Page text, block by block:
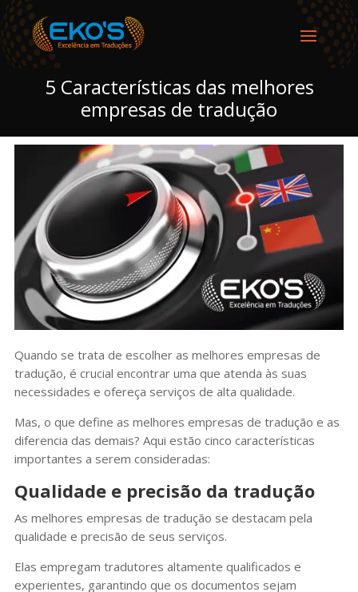
5 Características das melhores
empresas de tradução
Quando se trata de escolher as melhores empresas de
tradução, é crucial encontrar uma que atenda às suas
necessidades e ofereça serviços de alta qualidade.
Mas, o que define as melhores empresas de tradução e as
diferencia das demais? Aqui estão cinco características
importantes a serem consideradas:
Qualidade e precisão da tradução
As melhores empresas de tradução se destacam pela
qualidade e precisão de seus serviços.
Elas empregam tradutores altamente qualificados e
experientes, garantindo que os documentos sejam